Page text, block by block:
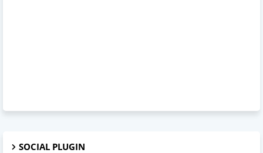
SOCIAL PLUGIN